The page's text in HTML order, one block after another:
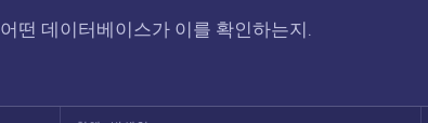
떤 데이터베이스가 이를 확인하는지.